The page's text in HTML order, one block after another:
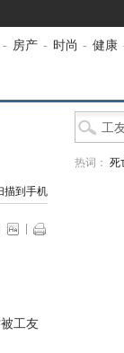
- 房产 - 时尚 - 健康
描到手机
工友
热词： 死